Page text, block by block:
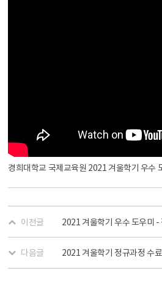
경희대학교 국제교육원 2021 겨울학기 우수
이전글 2021 겨울학기 우수 도우미 -
다음글 2021 겨울학기 정규과정 수